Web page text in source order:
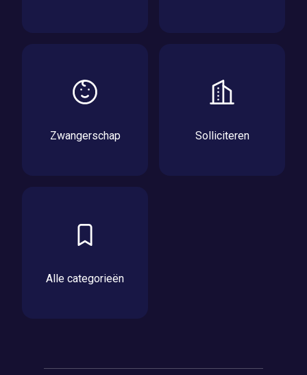
Zwangerschap Solliciteren
Alle categorieën